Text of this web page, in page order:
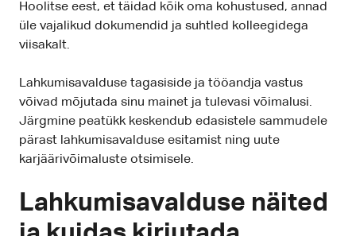
Hoolitse eest, et täidad kõik oma kohustused, annad
üle vajalikud dokumendid ja suhtled kolleegidega
viisakalt.
Lahkumisavalduse tagasiside ja tööandja vastus
võivad mõjutada sinu mainet ja tulevasi võimalusi.
Järgmine peatükk keskendub edasistele sammudele
pärast lahkumisavalduse esitamist ning uute
karjäärivõimaluste otsimisele.
Lahkumisavalduse näited